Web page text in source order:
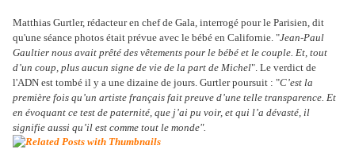
Matthias Gurtler, rédacteur en chef de Gala, interrogé pour le Parisien, dit
qu'une séance photos était prévue avec le bébé en Californie. "Jean-Paul
Gaultier nous avait prêté des vêtements pour le bébé et le couple. Et, tout
d’un coup, plus aucun signe de vie de la part de Michel". Le verdict de
l'ADN est tombé il y a une dizaine de jours. Gurtler poursuit : "C’est la
première fois qu’un artiste français fait preuve d’une telle transparence. Et
en évoquant ce test de paternité, que j’ai pu voir, et qui l’a dévasté, il
signifie aussi qu’il est comme tout le monde".